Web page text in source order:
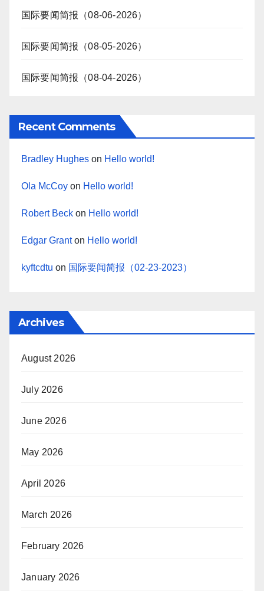
国际要闻简报（08-06-2026）
国际要闻简报（08-05-2026）
国际要闻简报（08-04-2026）
Recent Comments
Bradley Hughes on Hello world!
Ola McCoy on Hello world!
Robert Beck on Hello world!
Edgar Granton Hello world!
kyftcdtu on 国际要闻简报（02-23-2023）
Archives
August 2026
July 2026
June 2026
May 2026
April 2026
March 2026
February 2026
January 2026